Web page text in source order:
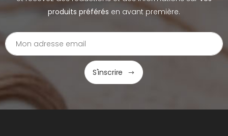
produits préférés en avant première.
S'inscrire